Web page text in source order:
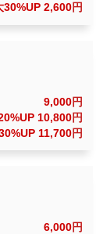
2,600円
9,000円
10,800円
11,700円
6,000円